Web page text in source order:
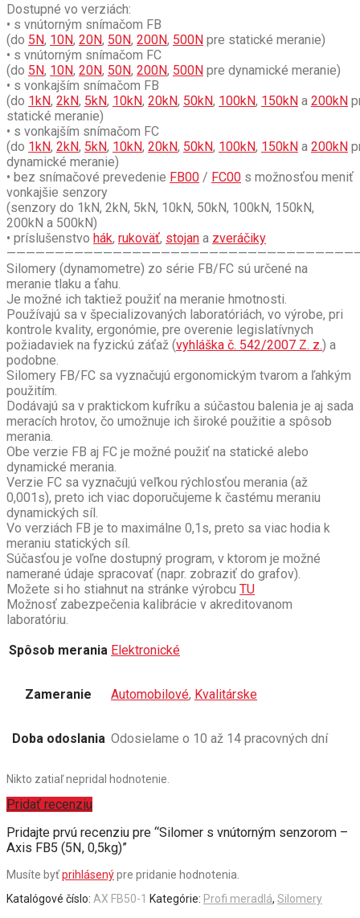
Dostupné vo verziách:
• s vnútorným snímačom FB
(do 5N, 10N, 20N, 50N, 200N, 500N pre statické meranie)
• s vnútorným snímačom FC
(do 5N, 10N, 20N, 50N, 200N, 500N pre dynamické meranie)
• s vonkajším snímačom FB
(do 1kN, 2kN, 5kN, 10kN, 20kN, 50kN, 100kN, 150kN a 200kN
statické meranie)
• s vonkajším snímačom FC
(do 1kN, 2kN, 5kN, 10kN, 20kN, 50kN, 100kN, 150kN a 200kN
dynamické meranie)
• bez snímačové prevedenie FB00 / FC00 s možnosťou meniť
vonkajšie senzory
(senzory do 1kN, 2kN, 5kN, 10kN, 50kN, 100kN, 150kN,
200kN a 500kN)
• príslušenstvo hák, rukoväť, stojan a zveráčiky
Silomery (dynamometre) zo série FB/FC sú určené na
meranie tlaku a ťahu.
Je možné ich taktiež použiť na meranie hmotnosti.
Používajú sa v špecializovaných laboratóriách, vo výrobe, pri
kontrole kvality, ergonómie, pre overenie legislatívnych
požiadaviek na fyzickú záťaž (vyhláška č. 542/2007 Z. z.) a
podobne.
Silomery FB/FC sa vyznačujú ergonomickým tvarom a ľahkým
použitím.
Dodávajú sa v praktickom kufríku a súčastou balenia je aj sada
meracích hrotov, čo umožnuje ich široké použitie a spôsob
merania.
Obe verzie FB aj FC je možné použiť na statické alebo
dynamické merania.
Verzie FC sa vyznačujú veľkou rýchlosťou merania (až
0,001s), preto ich viac doporučujeme k častému meraniu
dynamických síl.
Vo verziách FB je to maximálne 0,1s, preto sa viac hodia k
meraniu statických síl.
Súčasťou je voľne dostupný program, v ktorom je možné
namerané údaje spracovať (napr. zobraziť do grafov).
Možete si ho stiahnut na stránke výrobcu TU
Možnosť zabezpečenia kalibrácie v akreditovanom
laboratóriu.
Spôsob merania Elektronické
Zameranie Automobilové, Kvalitárske
Doba odoslania Odosielame o 10 až 14 pracovných dní
Nikto zatiaľ nepridal hodnotenie.
Pridať recenziu
Pridajte prvú recenziu pre “Silomer s vnútorným senzorom –
Axis FB5 (5N, 0,5kg)”
Musíte byťprihlásenýpre pridanie hodnotenia.
Katalógové číslo: AX FB50-1 Kategórie: Profi meradlá, Silomery